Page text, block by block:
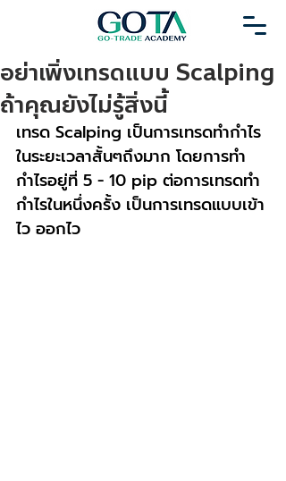
อย่าเพิ่งเทรดแบบ Scalping
ถ้าคุณยังไม่รู้สิ่งนี้
เทรด Scalping เป็นการเทรดทำกำไร
ในระยะเวลาสั้นๆถึงมาก โดยการทำ
กำไรอยู่ที่ 5 - 10 pip ต่อการเทรดทำ
กำไรในหนึ่งครั้ง เป็นการเทรดแบบเข้า
ไว ออกไว